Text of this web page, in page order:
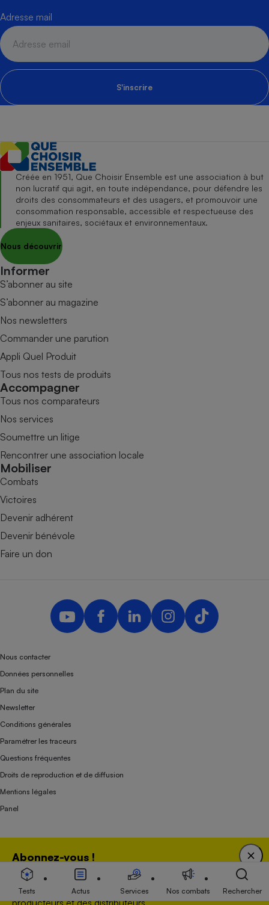
Adresse mail
S'inscrire
Abonnez-vous !
Bénéficiez d'une expertise unique tout en soutenant
une association 100 % indépendante de l'Etat, des
producteurs et des distributeurs.
Créée en 1951, Que Choisir Ensemble est une association à but
non lucratif qui agit, en toute indépendance, pour défendre les
droits des consommateurs et des usagers, et promouvoir une
consommation responsable, accessible et respectueuse des
enjeux sanitaires, sociétaux et environnementaux.
Nous découvrir
Informer
S’abonner au site
S’abonner au magazine
Nos newsletters
Commander une parution
Appli Quel Produit
Tous nos tests de produits
Accompagner
Tous nos comparateurs
Nos services
Soumettre un litige
Rencontrer une association locale
Mobiliser
Combats
Victoires
Devenir adhérent
Devenir bénévole
Faire un don
Nous contacter
Données personnelles
Plan du site
Newsletter
Conditions générales
Paramétrer les traceurs
Questions fréquentes
Droits de reproduction et de diffusion
Mentions légales
Panel
Association indépendante de l’État, des syndicats, des producteurs et des
distributeurs depuis 1951.
Tests Actus Services Nos combats Rechercher